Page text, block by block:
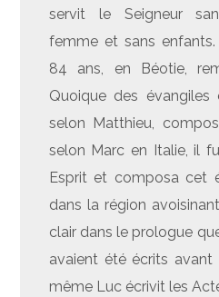
servit le Seigneur
femme et sans
84 ans, en Béotie,
Quoique des évangiles
selon Matthieu,
selon Marc en Italie, il
Esprit et composa cet
dans la région
clair dans le prologue
avaient été écrits avant
même Luc écrivit les